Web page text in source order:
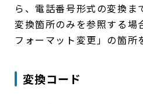
ら、電話番号形式の変換ま
変換箇所のみを参照する場
フォーマット変更」の箇所
変換コード